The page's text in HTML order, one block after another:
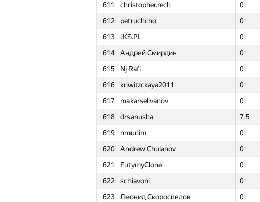
611
christopher.rech 0
612
petruchcho 0
613
JKS.PL 0
614
Андрей Смирдин 0
615
Nj Rafi 0
616
kriwitzckaya2011 0
617
makarselivanov 0
618
drsanusha 7.5
619
nmunim 0
620
Andrew Chulanov 0
621
FutymyClone 0
622
schiavoni 0
623
Леонид Скороспелов 0
Մասնակից 1
GP30